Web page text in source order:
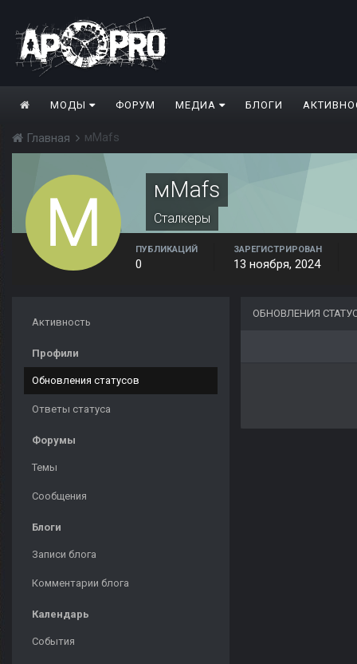
МОДЫ ФОРУМ МЕДИА БЛОГИ
Главная мMafs
мMafs
Сталкеры
ПУБЛИКАЦИЙ
0
ЗАРЕГИСТРИРОВАН
13 ноября, 2024
Активность
Профили
Обновления статусов
Ответы статуса
Форумы
Темы
Сообщения
Блоги
Записи блога
Комментарии блога
Календарь
События
ОБНОВЛЕНИЯ